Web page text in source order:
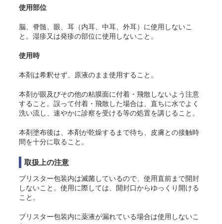
使用部位
脳、脊髄、眼、耳（内耳、中耳、外耳）に使用しないこ
と。湿疹又は発疹の部位に使用しないこと。
使用時
本剤は希釈せず、原液のまま使用すること。
本剤が眼及びその他の粘膜面に付着・飛散しないよう注意
すること。誤って付着・飛散した場合は、直ちに水でよく
洗い流し、速やかに診察を受ける等の処置を講じること。
本剤塗布後は、本剤が乾燥するまで待ち、皮膚との接触時
間を十分に取ること。
取扱上の注意
ブリスター包装内は滅菌しているので、使用直前まで開封
しないこと。使用に際しては、開封口からゆっくり開ける
こと。
ブリスター包装内に薬液が漏れている場合は使用しないこ